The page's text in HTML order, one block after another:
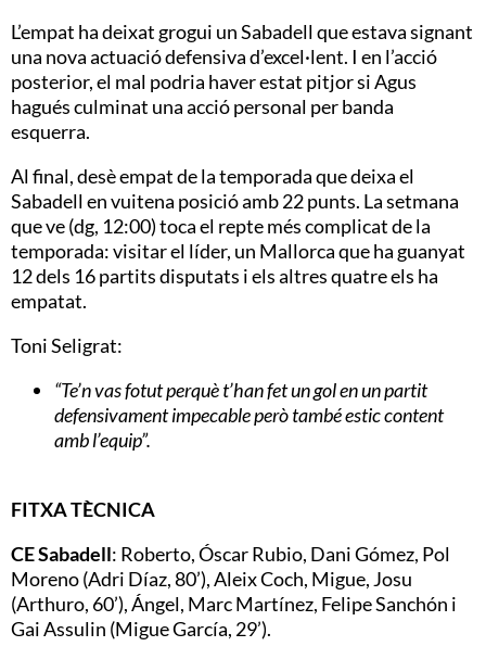
L’empat ha deixat grogui un Sabadell que estava signant
una nova actuació defensiva d’excel·lent. I en l’acció
posterior, el mal podria haver estat pitjor si Agus
hagués culminat una acció personal per banda
esquerra.
Al final, desè empat de la temporada que deixa el
Sabadell en vuitena posició amb 22 punts. La setmana
que ve (dg, 12:00) toca el repte més complicat de la
temporada: visitar el líder, un Mallorca que ha guanyat
12 dels 16 partits disputats i els altres quatre els ha
empatat.
Toni Seligrat:
“Te’n vas fotut perquè t’han fet un gol en un partit
defensivament impecable però també estic content
amb l’equip”.
FITXA TÈCNICA
CE Sabadell: Roberto, Óscar Rubio, Dani Gómez, Pol
Moreno (Adri Díaz, 80’), Aleix Coch, Migue, Josu
(Arthuro, 60’), Ángel, Marc Martínez, Felipe Sanchón i
Gai Assulin (Migue García, 29’).